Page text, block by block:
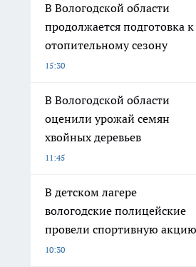
В Вологодской области
продолжается подготовка к
отопительному сезону
15:30
В Вологодской области
оценили урожай семян
хвойных деревьев
11:45
В детском лагере
вологодские полицейские
провели спортивную акцию
10:30